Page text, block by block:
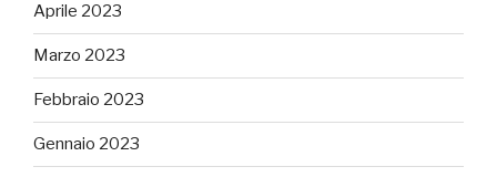
Aprile 2023
Marzo 2023
Febbraio 2023
Gennaio 2023